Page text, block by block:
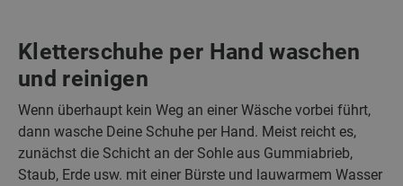
Kletterschuhe per Hand waschen
und reinigen
Wenn überhaupt kein Weg an einer Wäsche vorbei führt,
dann wasche Deine Schuhe per Hand. Meist reicht es,
zunächst die Schicht an der Sohle aus Gummiabrieb,
Staub, Erde usw. mit einer Bürste und lauwarmem Wasser